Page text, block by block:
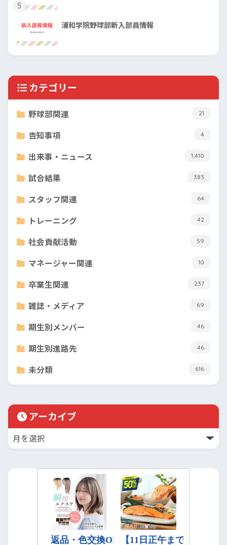
5
浦和学院野球部新入部員情報
カテゴリー
野球部関連 21
告知事項 4
出来事・ニュース 1,410
試合結果 383
スタッフ関連 64
トレーニング 42
社会貢献活動 59
マネージャー関連 10
卒業生関連 237
雑誌・メディア 69
期生別メンバー 46
期生別進路先 46
未分類 616
アーカイブ